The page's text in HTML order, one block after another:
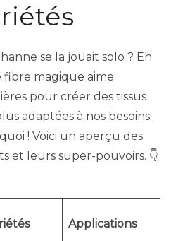
se la jouait solo ? Eh
fibre magique aime
pour créer des tissus
adaptées à nos besoins.
! Voici un aperçu des
et leurs super-pouvoirs. 👇
Applications